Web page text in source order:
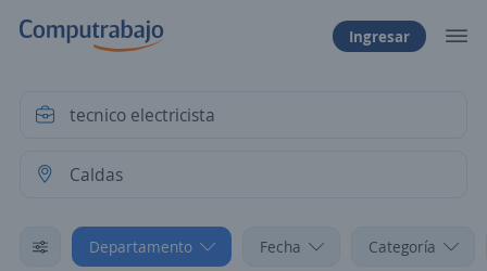
Ingresar
Departamento Fecha Categoría